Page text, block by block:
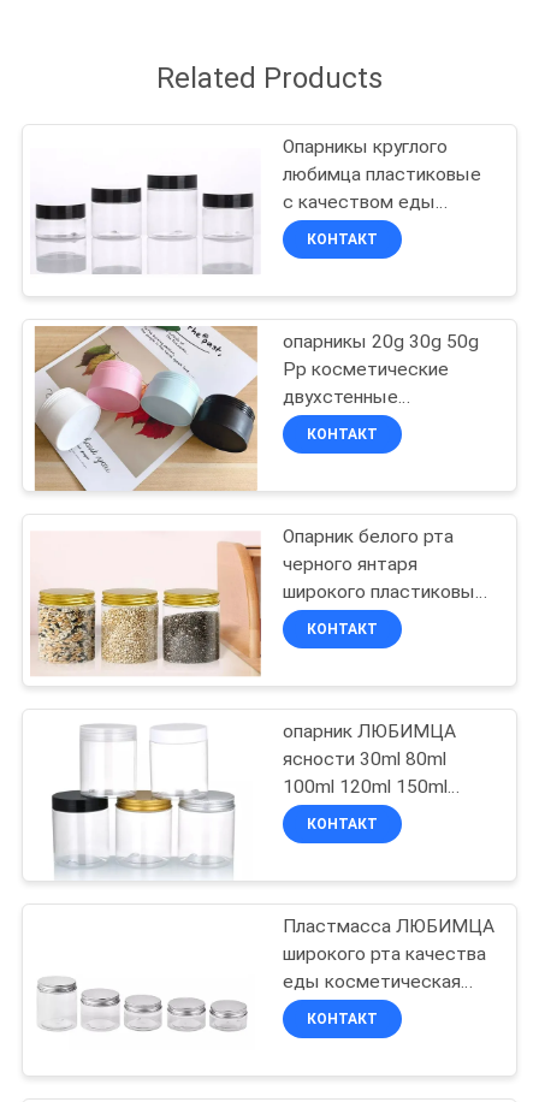
Related Products
Опарникы круглого
любимца пластиковые
с качеством еды
крышек 6 Oz 8 Oz 8 Oz
КОНТАКТ
опарникы 20g 30g 50g
Pp косметические
двухстенные
пластиковые с
крышками
КОНТАКТ
Опарник белого рта
черного янтаря
широкого пластиковый
с алюминиевой
крышкой 60ml 100ml
КОНТАКТ
опарник ЛЮБИМЦА
ясности 30ml 80ml
100ml 120ml 150ml
пластиковый с черным
качеством еды крышки
КОНТАКТ
Пластмасса ЛЮБИМЦА
широкого рта качества
еды косметическая
раздражает 80ml с
алюминиевой
КОНТАКТ